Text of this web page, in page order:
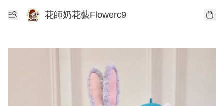
花師奶花藝Flowerc9